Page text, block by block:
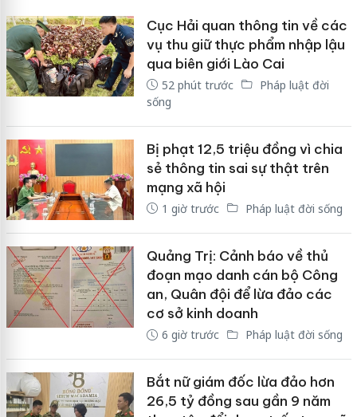
Cục Hải quan thông tin về các
vụ thu giữ thực phẩm nhập lậu
qua biên giới Lào Cai
52 phút trước
Pháp luật đời
sống
Bị phạt 12,5 triệu đồng vì chia
sẻ thông tin sai sự thật trên
mạng xã hội
1 giờ trước Pháp luật đời sống
Quảng Trị: Cảnh báo về thủ
đoạn mạo danh cán bộ Công
an, Quân đội để lừa đảo các
cơ sở kinh doanh
6 giờ trước Pháp luật đời sống
Bắt nữ giám đốc lừa đảo hơn
26,5 tỷ đồng sau gần 9 năm